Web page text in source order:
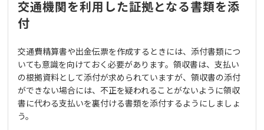
交通機関を利用した証拠となる書類を添
付
交通費精算書や出金伝票を作成するときには、添付書類につ
いても意識を向けておく必要があります。領収書は、支払い
の根拠資料として添付が求められていますが、領収書の添付
ができない場合には、不正を疑われることがないように領収
書に代わる支払いを裏付ける書類を添付するようにしましょ
う。